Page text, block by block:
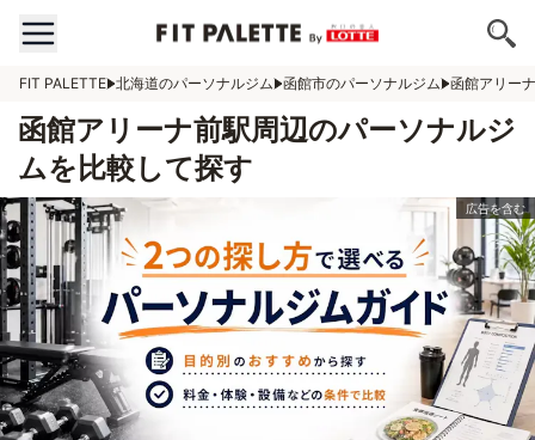
FIT PALETTE 北海道のパーソナルジム 函館市のパーソナルジム 函館アリー
函館アリーナ前駅周辺のパーソナルジ
ムを比較して探す